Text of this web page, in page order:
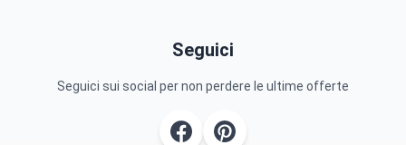
Seguici
Seguici sui social per non perdere le ultime offerte